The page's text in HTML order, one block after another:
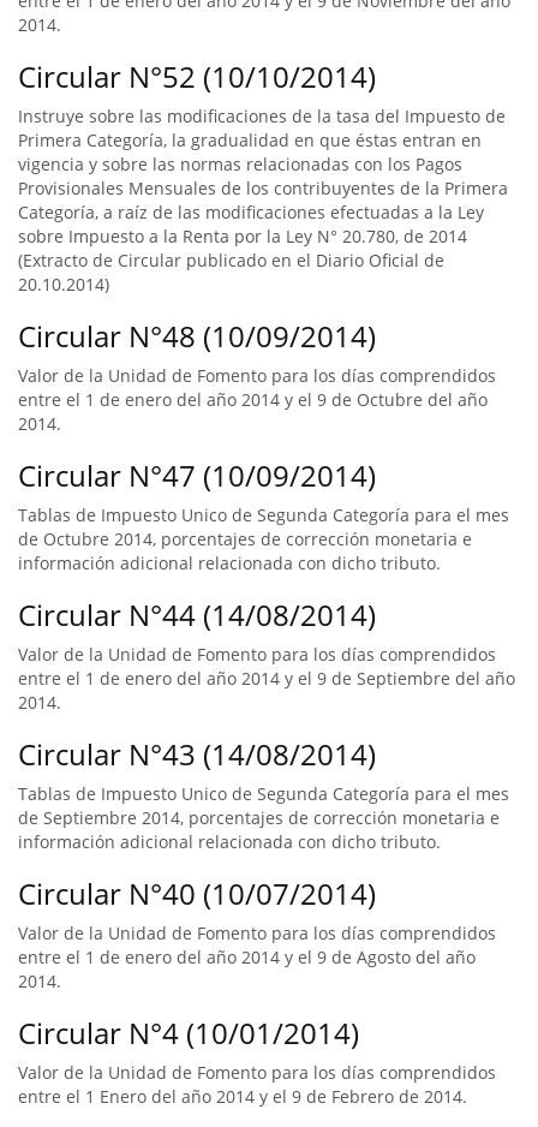
2014.
Circular N°52 (10/10/2014)
Instruye sobre las modificaciones de la tasa del Impuesto de
Primera Categoría, la gradualidad en que éstas entran en
vigencia y sobre las normas relacionadas con los Pagos
Provisionales Mensuales de los contribuyentes de la Primera
Categoría, a raíz de las modificaciones efectuadas a la Ley
sobre Impuesto a la Renta por la Ley N° 20.780, de 2014
(Extracto de Circular publicado en el Diario Oficial de
20.10.2014)
Circular N°48 (10/09/2014)
Valor de la Unidad de Fomento para los días comprendidos
entre el 1 de enero del año 2014 y el 9 de Octubre del año
2014.
Circular N°47 (10/09/2014)
Tablas de Impuesto Unico de Segunda Categoría para el mes
de Octubre 2014, porcentajes de corrección monetaria e
información adicional relacionada con dicho tributo.
Circular N°44 (14/08/2014)
Valor de la Unidad de Fomento para los días comprendidos
entre el 1 de enero del año 2014 y el 9 de Septiembre del año
2014.
Circular N°43 (14/08/2014)
Tablas de Impuesto Unico de Segunda Categoría para el mes
de Septiembre 2014, porcentajes de corrección monetaria e
información adicional relacionada con dicho tributo.
Circular N°40 (10/07/2014)
Valor de la Unidad de Fomento para los días comprendidos
entre el 1 de enero del año 2014 y el 9 de Agosto del año
2014.
Circular N°4 (10/01/2014)
Valor de la Unidad de Fomento para los días comprendidos
entre el 1 Enero del año 2014 y el 9 de Febrero de 2014.